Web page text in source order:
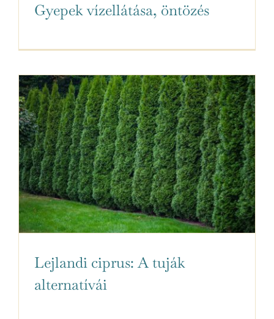
Gyepek vízellátása, öntözés
Lejlandi ciprus: A tuják
alternatívái